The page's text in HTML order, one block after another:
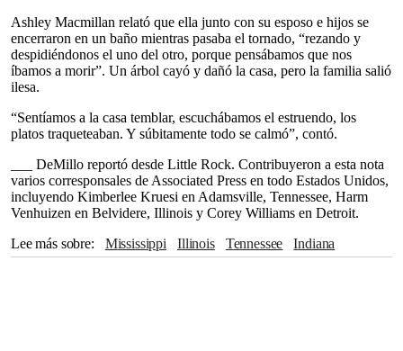
Ashley Macmillan relató que ella junto con su esposo e hijos se
encerraron en un baño mientras pasaba el tornado, “rezando y
despidiéndonos el uno del otro, porque pensábamos que nos
íbamos a morir”. Un árbol cayó y dañó la casa, pero la familia salió
ilesa.
“Sentíamos a la casa temblar, escuchábamos el estruendo, los
platos traqueteaban. Y súbitamente todo se calmó”, contó.
___ DeMillo reportó desde Little Rock. Contribuyeron a esta nota
varios corresponsales de Associated Press en todo Estados Unidos,
incluyendo Kimberlee Kruesi en Adamsville, Tennessee, Harm
Venhuizen en Belvidere, Illinois y Corey Williams en Detroit.
Lee más sobre
Mississippi Illinois Tennessee
Indiana